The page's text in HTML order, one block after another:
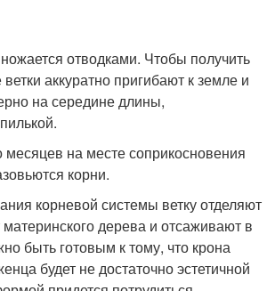
отводками. Чтобы получить
аккуратно пригибают к земле и
на середине длины,
месяцев на месте соприкосновения
корни.
корневой системы ветку отделяют
дерева и отсаживают в
быть готовым к тому, что крона
будет не достаточно эстетичной